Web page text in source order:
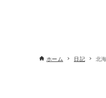
ホーム 日記 北